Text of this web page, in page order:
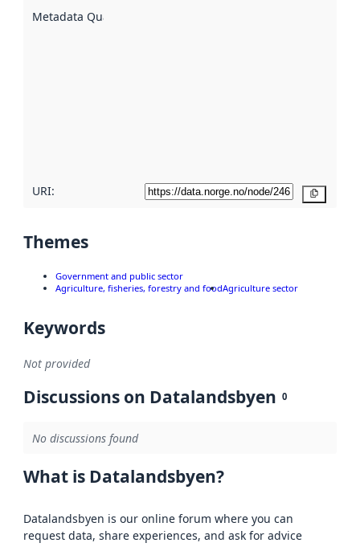
Metadata Quality
URI:
Themes
Government and public sector
Agriculture, fisheries, forestry and foodAgriculture sector
Keywords
Not provided
Discussions on Datalandsbyen 0
No discussions found
What is Datalandsbyen?
Datalandsbyen is our online forum where you can
request data, share experiences, and ask for advice